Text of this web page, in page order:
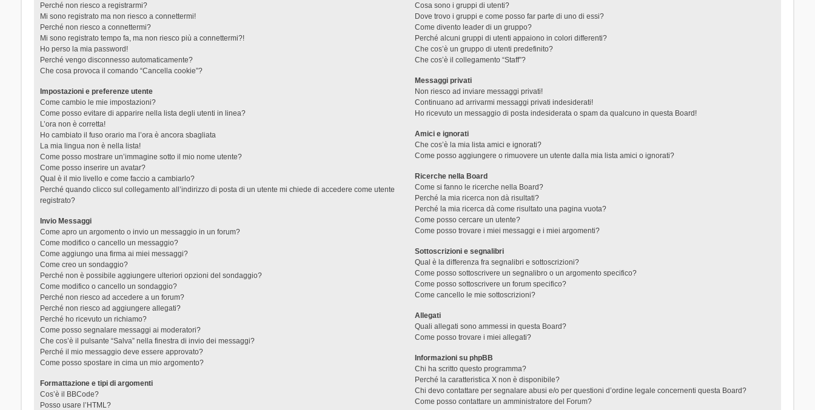
Perché non riesco a registrarmi?
Mi sono registrato ma non riesco a connettermi!
Perché non riesco a connettermi?
Mi sono registrato tempo fa, ma non riesco più a connettermi?!
Ho perso la mia password!
Perché vengo disconnesso automaticamente?
Che cosa provoca il comando “Cancella cookie”?
Impostazioni e preferenze utente
Come cambio le mie impostazioni?
Come posso evitare di apparire nella lista degli utenti in linea?
L’ora non è corretta!
Ho cambiato il fuso orario ma l’ora è ancora sbagliata
La mia lingua non è nella lista!
Come posso mostrare un’immagine sotto il mio nome utente?
Come posso inserire un avatar?
Qual è il mio livello e come faccio a cambiarlo?
Perché quando clicco sul collegamento all’indirizzo di posta di un utente mi chiede di accedere come utente
registrato?
Invio Messaggi
Come apro un argomento o invio un messaggio in un forum?
Come modifico o cancello un messaggio?
Come aggiungo una firma ai miei messaggi?
Come creo un sondaggio?
Perché non è possibile aggiungere ulteriori opzioni del sondaggio?
Come modifico o cancello un sondaggio?
Perché non riesco ad accedere a un forum?
Perché non riesco ad aggiungere allegati?
Perché ho ricevuto un richiamo?
Come posso segnalare messaggi ai moderatori?
Che cos’è il pulsante “Salva” nella finestra di invio dei messaggi?
Perché il mio messaggio deve essere approvato?
Come posso spostare in cima un mio argomento?
Formattazione e tipi di argomenti
Cos’è il BBCode?
Posso usare l’HTML?
Cosa sono i gruppi di utenti?
Dove trovo i gruppi e come posso far parte di uno di essi?
Come divento leader di un gruppo?
Perché alcuni gruppi di utenti appaiono in colori differenti?
Che cos’è un gruppo di utenti predefinito?
Che cos’è il collegamento “Staff”?
Messaggi privati
Non riesco ad inviare messaggi privati!
Continuano ad arrivarmi messaggi privati indesiderati!
Ho ricevuto un messaggio di posta indesiderata o spam da qualcuno in questa Board!
Amici e ignorati
Che cos’è la mia lista amici e ignorati?
Come posso aggiungere o rimuovere un utente dalla mia lista amici o ignorati?
Ricerche nella Board
Come si fanno le ricerche nella Board?
Perché la mia ricerca non dà risultati?
Perché la mia ricerca dà come risultato una pagina vuota?
Come posso cercare un utente?
Come posso trovare i miei messaggi e i miei argomenti?
Sottoscrizioni e segnalibri
Qual è la differenza fra segnalibri e sottoscrizioni?
Come posso sottoscrivere un segnalibro o un argomento specifico?
Come posso sottoscrivere un forum specifico?
Come cancello le mie sottoscrizioni?
Allegati
Quali allegati sono ammessi in questa Board?
Come posso trovare i miei allegati?
Informazioni su phpBB
Chi ha scritto questo programma?
Perché la caratteristica X non è disponibile?
Chi devo contattare per segnalare abusi e/o per questioni d’ordine legale concernenti questa Board?
Come posso contattare un amministratore del Forum?